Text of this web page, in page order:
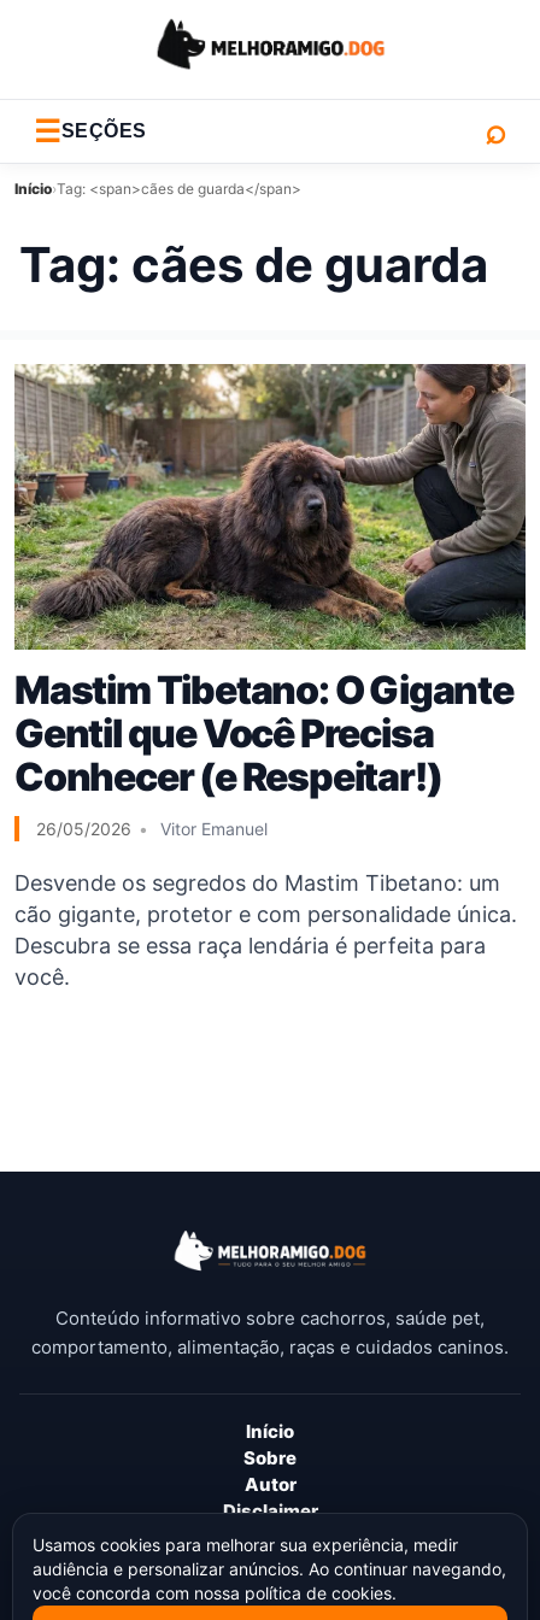
☰SEÇÕES ⌕
Início›Tag: <span>cães de guarda</span>
Tag: cães de guarda
Mastim Tibetano: O Gigante
Gentil que Você Precisa
Conhecer (e Respeitar!)
26/05/2026 Vitor Emanuel
Desvende os segredos do Mastim Tibetano: um
cão gigante, protetor e com personalidade única.
Descubra se essa raça lendária é perfeita para
você.
Conteúdo informativo sobre cachorros, saúde pet,
comportamento, alimentação, raças e cuidados caninos.
Início
Sobre
Autor
Disclaimer
Termos de Uso
Política de Privacidade
Política de Cookies
Usamos cookies para melhorar sua experiência, medir
audiência e personalizar anúncios. Ao continuar navegando,
você concorda com nossa política de cookies.